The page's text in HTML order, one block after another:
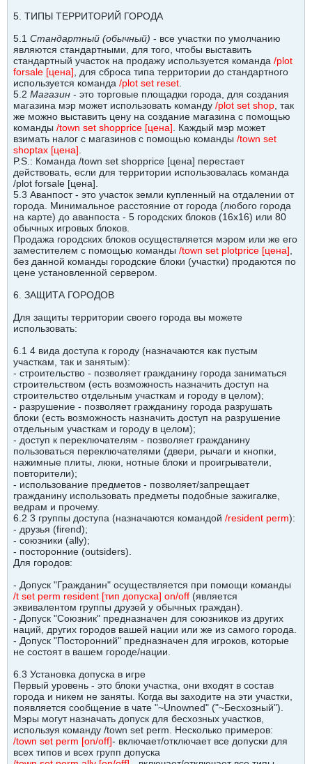
5. ТИПЫ ТЕРРИТОРИЙ ГОРОДА
5.1 Стандартный (обычный) - все участки по умолчанию
являются стандартными, для того, чтобы выставить
стандартный участок на продажу используется команда /plot
forsale [цена] , для сброса типа территории до стандартного
используется команда /plot set reset
5.2 Магазин - это торговые площадки города, для создания
магазина мэр может использовать команду /plot set shop , так
же можно выставить цену на создание магазина с помощью
команды /town set shopprice [цена] . Каждый мэр может
взимать налог с магазинов с помощью команды /town set
shoptax [цена]
P.S.: Команда /town set shopprice [цена] перестает
действовать, если для территории использовалась команда
/plot forsale [цена].
5.3 Аванпост - это участок земли купленный на отдалении от
города. Минимальное расстояние от города (любого города
на карте) до аванпоста - 5 городских блоков (16х16) или 80
обычных игровых блоков.
Продажа городских блоков осуществляется мэром или же его
заместителем с помощью команды /town set plotprice [цена]
без данной команды городские блоки (участки) продаются по
цене установленной сервером.
6. ЗАЩИТА ГОРОДОВ
Для защиты территории своего города вы можете
использовать:
6.1 4 вида доступа к городу (назначаются как пустым
участкам, так и занятым):
- строительство - позволяет гражданину города заниматься
строительством (есть возможность назначить доступ на
строительство отдельным участкам и городу в целом);
- разрушение - позволяет гражданину города разрушать
блоки (есть возможность назначить доступ на разрушение
отдельным участкам и городу в целом);
- доступ к переключателям - позволяет гражданину
пользоваться переключателями (двери, рычаги и кнопки,
нажимные плиты, люки, нотные блоки и проигрыватели,
повторители);
- использование предметов - позволяет/запрещает
гражданину использовать предметы подобные зажигалке,
ведрам и прочему.
6.2 3 группы доступа (назначаются командой /resident perm):
- друзья (firend);
- союзники (ally);
- посторонние (outsiders).
Для городов:
- Допуск "Гражданин" осуществляется при помощи команды
/t set perm resident [тип допуска] on/off (является
эквивалентом группы друзей у обычных граждан).
- Допуск "Союзник" предназначен для союзников из других
наций, других городов вашей нации или же из самого города.
- Допуск "Посторонний" предназначен для игроков, которые
не состоят в вашем городе/нации.
6.3 Установка допуска в игре
Первый уровень - это блоки участка, они входят в состав
города и никем не заняты. Когда вы заходите на эти участки,
появляется сообщение в чате "~Unowned" ("~Бесхозный").
Мэры могут назначать допуск для бесхозных участков,
используя команду /town set perm. Несколько примеров:
/town set perm [on/off]- включает/отключает все допуски для
всех типов и всех групп допуска